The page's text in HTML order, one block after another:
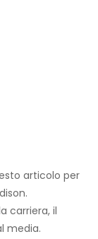
articolo per
carriera, il
media.